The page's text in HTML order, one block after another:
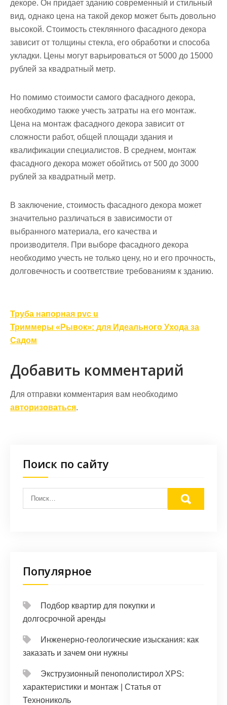
декоре. Он придает зданию современный и стильный
вид, однако цена на такой декор может быть довольно
высокой. Стоимость стеклянного фасадного декора
зависит от толщины стекла, его обработки и способа
укладки. Цены могут варьироваться от 5000 до 15000
рублей за квадратный метр.
Но помимо стоимости самого фасадного декора,
необходимо также учесть затраты на его монтаж.
Цена на монтаж фасадного декора зависит от
сложности работ, общей площади здания и
квалификации специалистов. В среднем, монтаж
фасадного декора может обойтись от 500 до 3000
рублей за квадратный метр.
В заключение, стоимость фасадного декора может
значительно различаться в зависимости от
выбранного материала, его качества и
производителя. При выборе фасадного декора
необходимо учесть не только цену, но и его прочность,
долговечность и соответствие требованиям к зданию.
Навигация
по
записям
Труба напорная pvc u
Триммеры «Рывок»: для Идеального Ухода за
Садом
Добавить комментарий
Для отправки комментария вам необходимо
авторизоваться.
Поиск по сайту
Популярное
Подбор квартир для покупки и
долгосрочной аренды
Инженерно-геологические изыскания: как
заказать и зачем они нужны
Экструзионный пенополистирол XPS:
характеристики и монтаж | Статья от
Технониколь